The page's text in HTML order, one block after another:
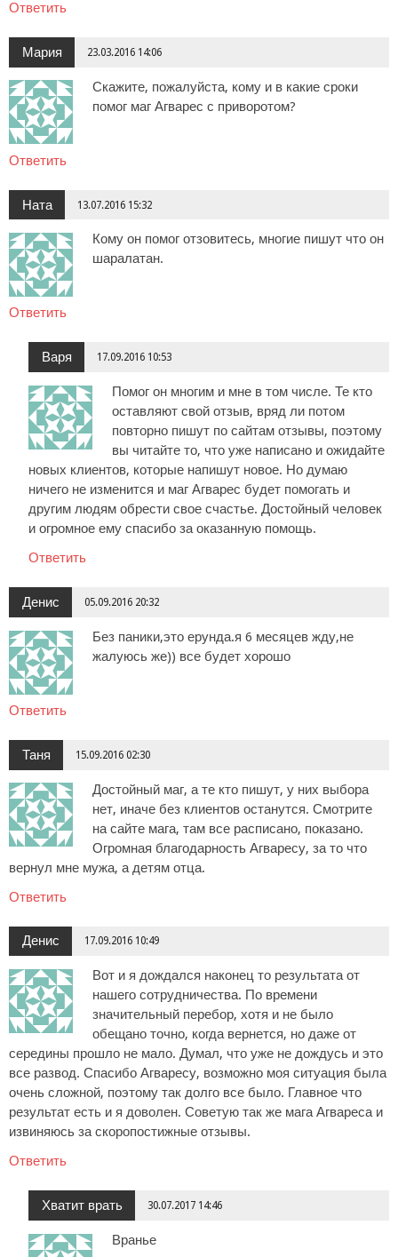
Ответить
Мария 23.03.2016 14:06
Скажите, пожалуйста, кому и в какие сроки
помог маг Агварес с приворотом?
Ответить
Ната 13.07.2016 15:32
Кому он помог отзовитесь, многие пишут что он
шаралатан.
Ответить
Варя 17.09.2016 10:53
Помог он многим и мне в том числе. Те кто
оставляют свой отзыв, вряд ли потом
повторно пишут по сайтам отзывы, поэтому
вы читайте то, что уже написано и ожидайте
новых клиентов, которые напишут новое. Но думаю
ничего не изменится и маг Агварес будет помогать и
другим людям обрести свое счастье. Достойный человек
и огромное ему спасибо за оказанную помощь.
Ответить
Денис 05.09.2016 20:32
Без паники,это ерунда.я 6 месяцев жду,не
жалуюсь же)) все будет хорошо
Ответить
Таня 15.09.2016 02:30
Достойный маг, а те кто пишут, у них выбора
нет, иначе без клиентов останутся. Смотрите
на сайте мага, там все расписано, показано.
Огромная благодарность Агваресу, за то что
вернул мне мужа, а детям отца.
Ответить
Денис 17.09.2016 10:49
Вот и я дождался наконец то результата от
нашего сотрудничества. По времени
значительный перебор, хотя и не было
обещано точно, когда вернется, но даже от
середины прошло не мало. Думал, что уже не дождусь и это
все развод. Спасибо Агваресу, возможно моя ситуация была
очень сложной, поэтому так долго все было. Главное что
результат есть и я доволен. Советую так же мага Агвареса и
извиняюсь за скоропостижные отзывы.
Ответить
Хватит врать 30.07.2017 14:46
Вранье